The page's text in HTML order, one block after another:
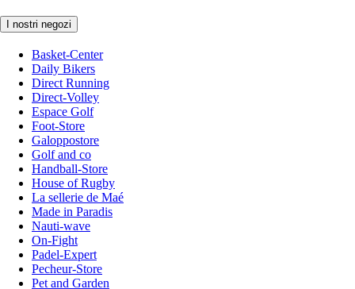
I nostri negozi
Basket-Center
Daily Bikers
Direct Running
Direct-Volley
Espace Golf
Foot-Store
Galoppostore
Golf and co
Handball-Store
House of Rugby
La sellerie de Maé
Made in Paradis
Nauti-wave
On-Fight
Padel-Expert
Pecheur-Store
Pet and Garden